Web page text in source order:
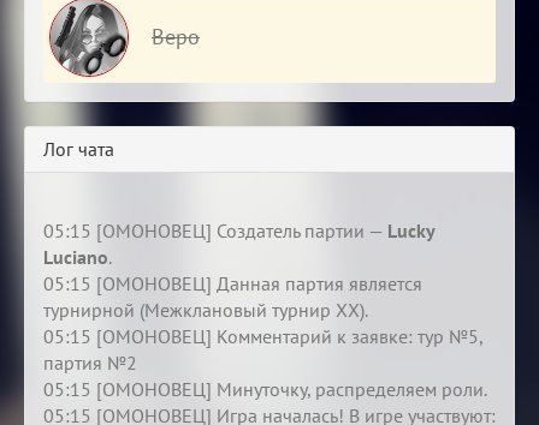
Веро
Лог чата
05:15 [ОМОНОВЕЦ] Создатель партии — Lucky
Luciano.
05:15 [ОМОНОВЕЦ] Данная партия является
турнирной (Межклановый турнир XX).
05:15 [ОМОНОВЕЦ] Комментарий к заявке: тур №5,
партия №2
05:15 [ОМОНОВЕЦ] Минуточку, распределяем роли.
05:15 [ОМОНОВЕЦ] Игра началась! В игре участвуют: